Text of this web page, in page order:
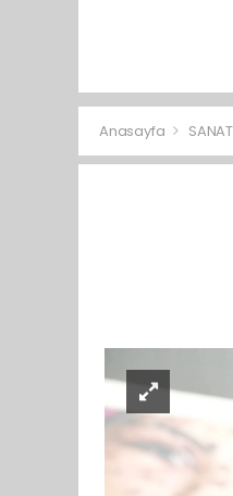
Anasayfa SANAT